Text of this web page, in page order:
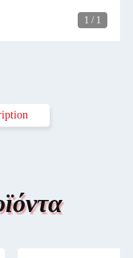
1 / 1